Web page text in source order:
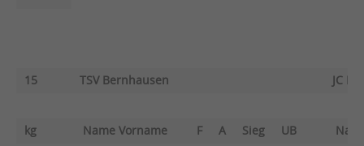
15 TSV Bernhausen JC
kg Name Vorname F A Sieg UB